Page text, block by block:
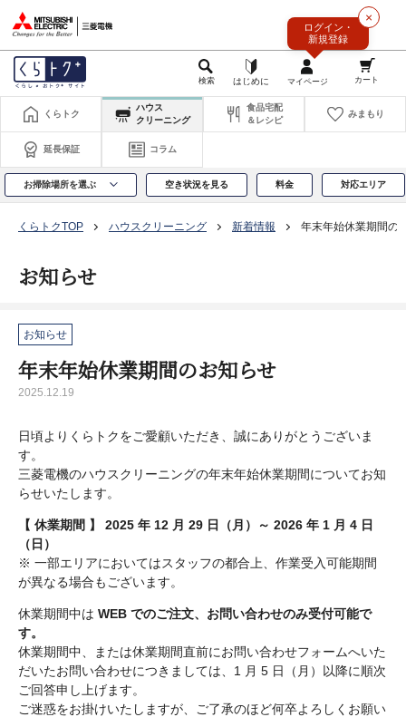
×
ログイン・
新規登録
くらトク
ハウス
クリーニング
食品宅配
＆レシピ
みまもり
延長保証 コラム
お掃除場所を選ぶ 空き状況を見る 料金 対応エリア
くらトクTOP ハウスクリーニング 新着情報 年末年始休業期間の
お知らせ
お知らせ
年末年始休業期間のお知らせ
2025.12.19
日頃よりくらトクをご愛顧いただき、誠にありがとうございま
す。
三菱電機のハウスクリーニングの年末年始休業期間についてお知
らせいたします。
【 休業期間 】 2025 年 12 月 29 日（月）～ 2026 年 1 月 4 日
（日）
※ 一部エリアにおいてはスタッフの都合上、作業受入可能期間
が異なる場合もございます。
休業期間中は WEB でのご注文、お問い合わせのみ受付可能で
す。
休業期間中、または休業期間直前にお問い合わせフォームへいた
だいたお問い合わせにつきましては、1 月 5 日（月）以降に順次
ご回答申し上げます。
ご迷惑をお掛けいたしますが、ご了承のほど何卒よろしくお願い